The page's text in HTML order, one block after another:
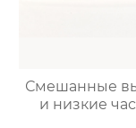
Смешанные
и низкие